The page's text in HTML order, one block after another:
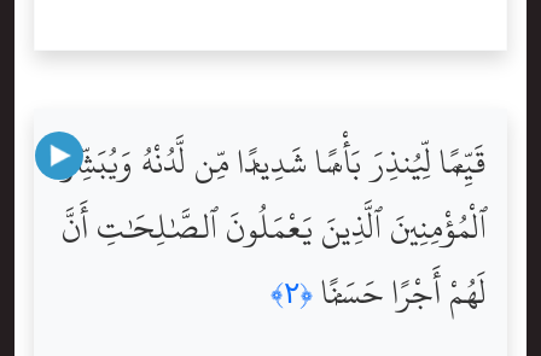
قَيِّمًۭا لِّيُنذِرَ بَأْسًۭا شَدِيدًۭا مِّن لَّدُنْهُ وَيُبَشِّرَ
ٱلْمُؤْمِنِينَ ٱلَّذِينَ يَعْمَلُونَ ٱلصَّٰلِحَٰتِ أَنَّ
لَهُمْ أَجْرًا حَسَنًۭا ﴿٢﴾